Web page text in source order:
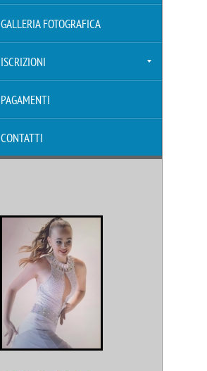
GALLERIA FOTOGRAFICA
ISCRIZIONI
PAGAMENTI
CONTATTI